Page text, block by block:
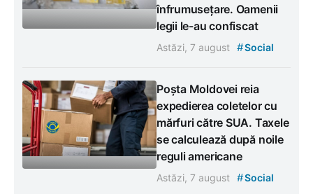
înfrumusețare. Oamenii
legii le-au confiscat
Astăzi, 7 august #Social
Poșta Moldovei reia
expedierea coletelor cu
mărfuri către SUA. Taxele
se calculează după noile
reguli americane
Astăzi, 7 august #Social